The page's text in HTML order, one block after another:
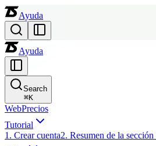
Ayuda
Ayuda
Search
⌘K
WebPrecios
Tutorial
1. Crear cuenta2. Resumen de la